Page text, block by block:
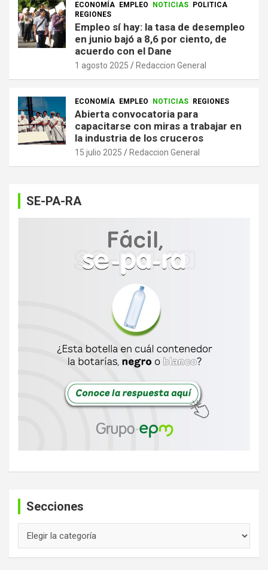
ECONOMÍA EMPLEO NOTICIAS
POLITICA
REGIONES
Empleo sí hay: la tasa de desempleo
en junio bajó a 8,6 por ciento, de
acuerdo con el Dane
1 agosto 2025 Redaccion General
ECONOMÍA EMPLEO NOTICIAS REGIONES
Abierta convocatoria para
capacitarse con miras a trabajar en
la industria de los cruceros
15 julio 2025 Redaccion General
SE-PA-RA
Secciones